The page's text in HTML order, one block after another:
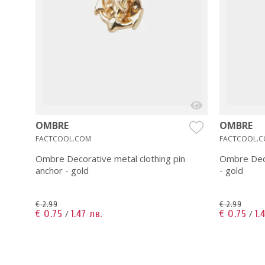
OMBRE
FACTCOOL.COM
Ombre Decorative metal clothing pin
anchor - gold
€ 2.99
€ 0.75 / 1.47 лв.
OMBRE
Ombre
- gold
€ 2.99
€ 0.75 /